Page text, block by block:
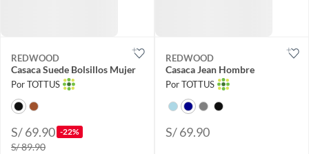
REDWOOD
Casaca Suede Bolsillos Mujer
Por TOTTUS
S/ 69.90 -22%
S/ 89.90
REDWOOD
Casaca Jean Hombre
Por TOTTUS
S/ 69.90